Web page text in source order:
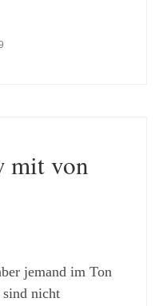
mit von
jemand im Ton
sind nicht